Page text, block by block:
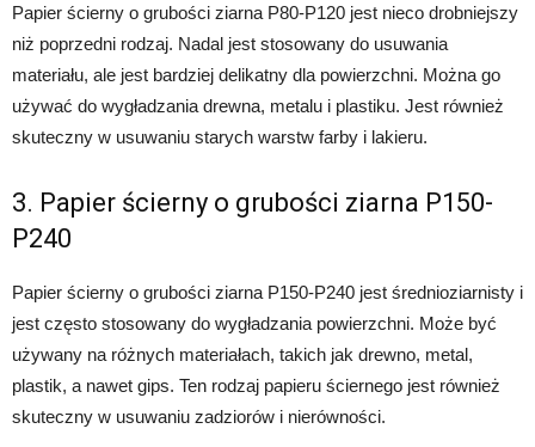
Papier ścierny o grubości ziarna P80-P120 jest nieco drobniejszy
niż poprzedni rodzaj. Nadal jest stosowany do usuwania
materiału, ale jest bardziej delikatny dla powierzchni. Można go
używać do wygładzania drewna, metalu i plastiku. Jest również
skuteczny w usuwaniu starych warstw farby i lakieru.
3. Papier ścierny o grubości ziarna P150-
P240
Papier ścierny o grubości ziarna P150-P240 jest średnioziarnisty i
jest często stosowany do wygładzania powierzchni. Może być
używany na różnych materiałach, takich jak drewno, metal,
plastik, a nawet gips. Ten rodzaj papieru ściernego jest również
skuteczny w usuwaniu zadziorów i nierówności.